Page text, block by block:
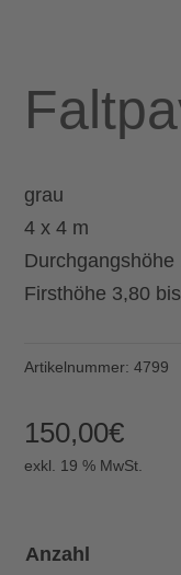
grau
4 x 4 m
Firsthöhe 3,80
Artikelnummer:4799
150,00€
exkl. 19 % MwSt.
Anzahl